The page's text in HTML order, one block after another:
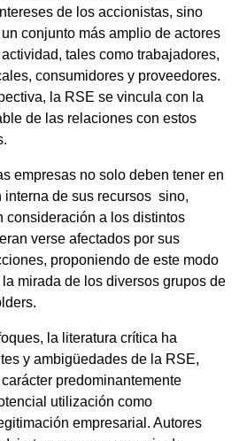
de los accionistas, sino
conjunto más amplio de actores
tales como trabajadores,
consumidores y proveedores.
la RSE se vincula con la
de las relaciones con estos
empresas no solo deben tener en
interna de sus recursos sino,
consideración a los distintos
verse afectados por sus
proponiendo de este modo
la mirada de los diversos grupos de
la literatura crítica ha
y ambigüedades de la RSE,
predominantemente
utilización como
empresarial. Autores